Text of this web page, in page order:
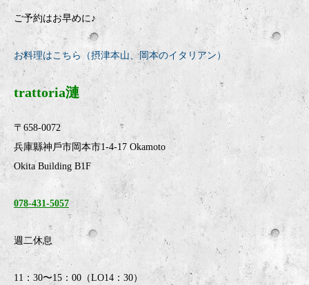
ご予約はお早めに♪
お料理はこちら（摂津本山、岡本のイタリアン）
trattoria漣
〒658-0072
兵庫縣神戶市岡本市1-4-17 Okamoto
Okita Building B1F
078-431-5057
週二休息
11：30〜15：00（LO14：30）